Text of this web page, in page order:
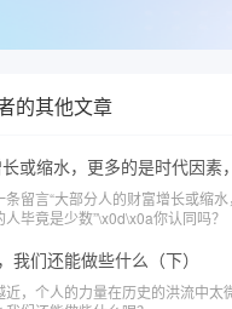
的其他文章
留言“大部分人的财富增长或缩
毕竟是少数”\x0d\x0a你认同吗？
我们还能做些什么（下）
，个人的力量在历史的洪流中太